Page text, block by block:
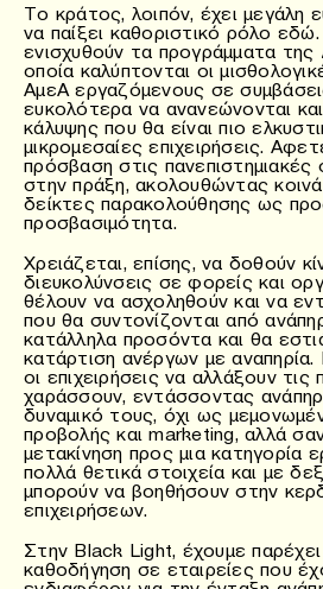
Το κράτος, λοιπόν, έχει μεγάλη
να παίξει καθοριστικό ρόλο
ενισχυθούν τα προγράμματα
οποία καλύπτονται οι
ΑμεΑ εργαζόμενους σε
ευκολότερα να ανανεώνονται
κάλυψης που θα είναι πιο
μικρομεσαίες επιχειρήσεις.
πρόσβαση στις πανεπιστημιακές
στην πράξη, ακολουθώντας
δείκτες παρακολούθησης ως
προσβασιμότητα.
Χρειάζεται, επίσης, να δοθούν
διευκολύνσεις σε φορείς και
θέλουν να ασχοληθούν και να
που θα συντονίζονται από
κατάλληλα προσόντα και θα
κατάρτιση ανέργων με αναπηρία.
οι επιχειρήσεις να αλλάξουν τις
χαράσσουν, εντάσσοντας
δυναμικό τους, όχι ως
προβολής και marketing, αλλά
μετακίνηση προς μια κατηγορία
πολλά θετικά στοιχεία και με
μπορούν να βοηθήσουν στην
επιχειρήσεων.
Στην Black Light, έχουμε παρέχει
καθοδήγηση σε εταιρείες που